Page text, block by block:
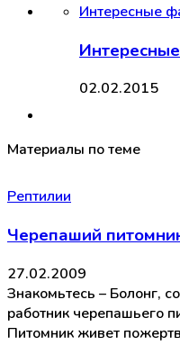
Интересные
02.02.2015
Материалы по теме
Рептилии
Черепаший
27.02.2009
Знакомьтесь – Болонг,
работник черепашьего
Питомник живет